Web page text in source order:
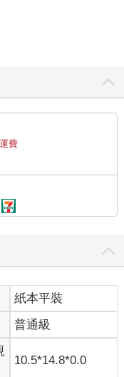
費
紙本平裝
普通級
10.5*14.8*0.0